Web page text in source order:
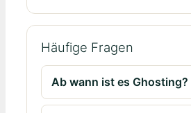
Häufige Fragen
Ab wann ist es Ghosting?